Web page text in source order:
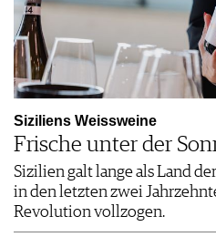
Siziliens Weissweine
Frische unter der
Sizilien galt lange als Land
in den letzten zwei
Revolution vollzogen.